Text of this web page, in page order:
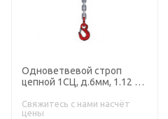
Одноветвевой строп
цепной 1СЦ, д.6мм, 1.12 Г/
Свяжитесь с нами насчёт
цены